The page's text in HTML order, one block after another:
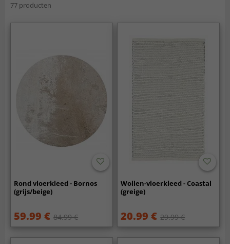
77 producten
Rond vloerkleed - Bornos
(grijs/beige)
59.99 € 84.99 €
Wollen-vloerkleed - Coastal
(greige)
20.99 € 29.99 €